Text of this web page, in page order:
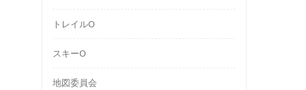
トレイルO
スキーO
地図委員会